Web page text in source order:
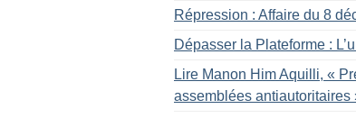
Répression : Affaire du 8
Dépasser la Plateforme :
Lire Manon Him Aquilli, «
assemblées antiautoritaires